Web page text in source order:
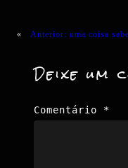
« Anterior: uma coisa
Deixe um
Comentário *